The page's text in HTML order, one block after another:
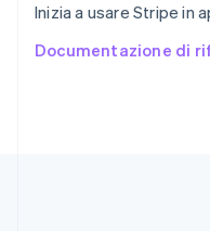
Inizia a usare Stripe in
Documentazione di
EspañolEnglish
English Español 简体中文